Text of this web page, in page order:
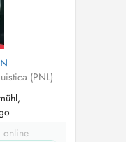
(PNL)
online